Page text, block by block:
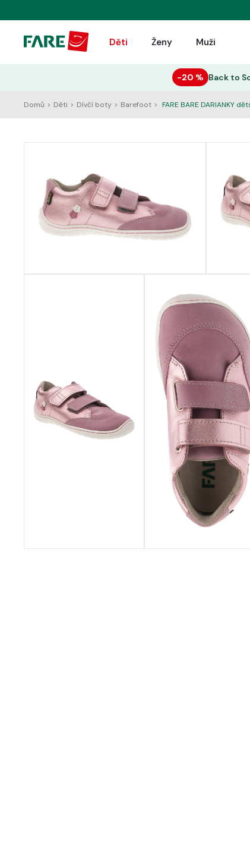
Děti Ženy Muži
−20 % Back to
Domů > Děti > Dívčí boty > Barefoot > FARE BARE DARIANKY